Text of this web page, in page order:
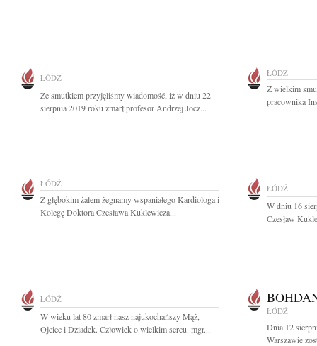
ŁÓDŹ
Ze smutkiem przyjęliśmy wiadomość, iż w dniu 22
sierpnia 2019 roku zmarł profesor Andrzej Jocz...
ŁÓDŹ
Z wielkim
pracownika
ŁÓDŹ
Z głębokim żalem żegnamy wspaniałego Kardiologa i
Kolegę Doktora Czesława Kuklewicza...
ŁÓDŹ
W dniu 16
Czesław
ŁÓDŹ
W wieku lat 80 zmarł nasz najukochańszy Mąż,
Ojciec i Dziadek. Człowiek o wielkim sercu. mgr...
ŁÓDŹ
Dnia 12
Warszawie